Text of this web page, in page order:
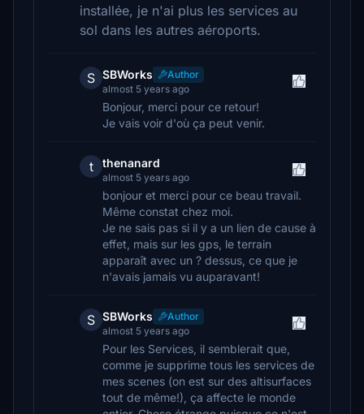
installée, je n'ai plus les services au
sol dans les autres aéroports.
S SBWorks
Author
almost 5 years ago
Bonjour, merci pour ce retour!
Je vais voir d'où ça peut venir.
t thenanard
almost 5 years ago
bonjour et merci pour ce beau travail.
Même constat chez moi.
Je ne sais pas si il y a un lien de cause à
effet, mais sur les gps, le terrain
apparaît avec un ? dessus, ce que je
n'avais jamais vu auparavant!
S SBWorks
Author
almost 5 years ago
Pour les Services, il semblerait que,
comme je supprime tous les services de
mes scenes (on est sur des altisurfaces
tout de même!), ça affecte le monde